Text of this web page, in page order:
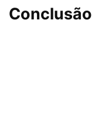
Conclusão